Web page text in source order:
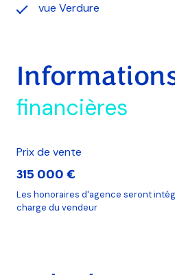
vue Verdure
financières
Prix de vente
315 000 €
Les honoraires d'agence seront
charge du vendeur